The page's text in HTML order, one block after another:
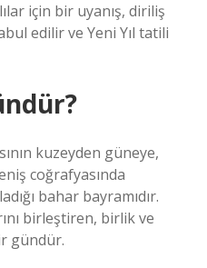
için bir uyanış, diriliş
edilir ve Yeni Yıl tatili
kuzeyden güneye,
coğrafyasında
bahar bayramıdır.
birleştiren, birlik ve
gündür.